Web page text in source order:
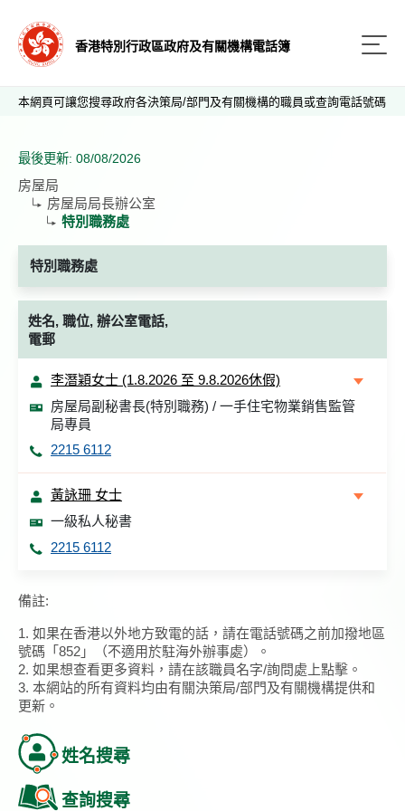
香港特別行政區政府及有關機構電話簿
本網頁可讓您搜尋政府各決策局/部門及有關機構的職員或查詢電話號碼
最後更新: 08/08/2026
房屋局
房屋局局長辦公室
特別職務處
特別職務處
姓名, 職位, 辦公室電話,
電郵
李潛穎女士 (1.8.2026 至 9.8.2026休假)
房屋局副秘書長(特別職務) / 一手住宅物業銷售監管
局專員
2215 6112
黃詠珊 女士
一級私人秘書
2215 6112
備註:
1. 如果在香港以外地方致電的話，請在電話號碼之前加撥地區
號碼「852」（不適用於駐海外辦事處）。
2. 如果想查看更多資料，請在該職員名字/詢問處上點擊。
3. 本網站的所有資料均由有關決策局/部門及有關機構提供和
更新。
姓名搜尋
查詢搜尋